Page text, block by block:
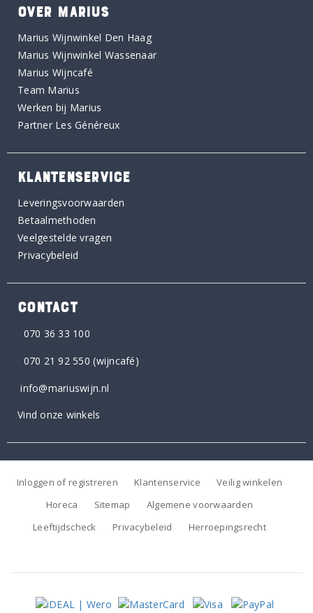
OVER MARIUS
Marius Wijnwinkel Den Haag
Marius Wijnwinkel Wassenaar
Marius Wijncafé
Team Marius
Werken bij Marius
Partner Les Généreux
KLANTENSERVICE
Leveringsvoorwaarden
Betaalmethoden
Veelgestelde vragen
Privacybeleid
CONTACT
070 36 33 100
070 21 92 550 (wijncafé)
info@mariuswijn.nl
Vind onze winkels
Inloggen of registreren Klantenservice
Veilig winkelen
Horeca
Sitemap
Algemene voorwaarden
Leeftijdscheck
Privacybeleid Herroepingsrecht